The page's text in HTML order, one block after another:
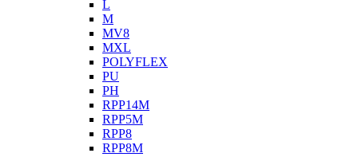
L
M
MV8
MXL
POLYFLEX
PU
PH
RPP14M
RPP5M
RPP8
RPP8M